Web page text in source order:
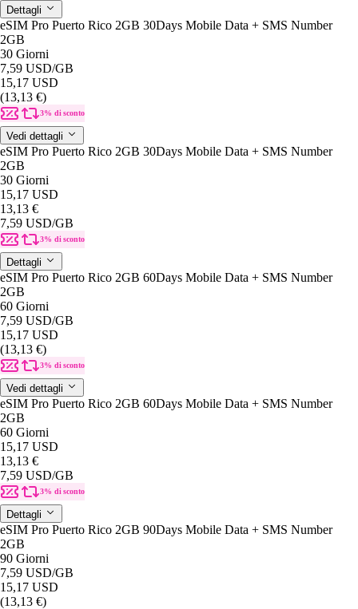
Dettagli
eSIM Pro Puerto Rico 2GB 30Days Mobile Data + SMS Number
2GB
30 Giorni
7,59 USD/GB
15,17 USD
(13,13 €)
3% di sconto
Vedi dettagli
eSIM Pro Puerto Rico 2GB 30Days Mobile Data + SMS Number
2GB
30 Giorni
15,17 USD
13,13 €
7,59 USD/GB
3% di sconto
Dettagli
eSIM Pro Puerto Rico 2GB 60Days Mobile Data + SMS Number
2GB
60 Giorni
7,59 USD/GB
15,17 USD
(13,13 €)
3% di sconto
Vedi dettagli
eSIM Pro Puerto Rico 2GB 60Days Mobile Data + SMS Number
2GB
60 Giorni
15,17 USD
13,13 €
7,59 USD/GB
3% di sconto
Dettagli
eSIM Pro Puerto Rico 2GB 90Days Mobile Data + SMS Number
2GB
90 Giorni
7,59 USD/GB
15,17 USD
(13,13 €)